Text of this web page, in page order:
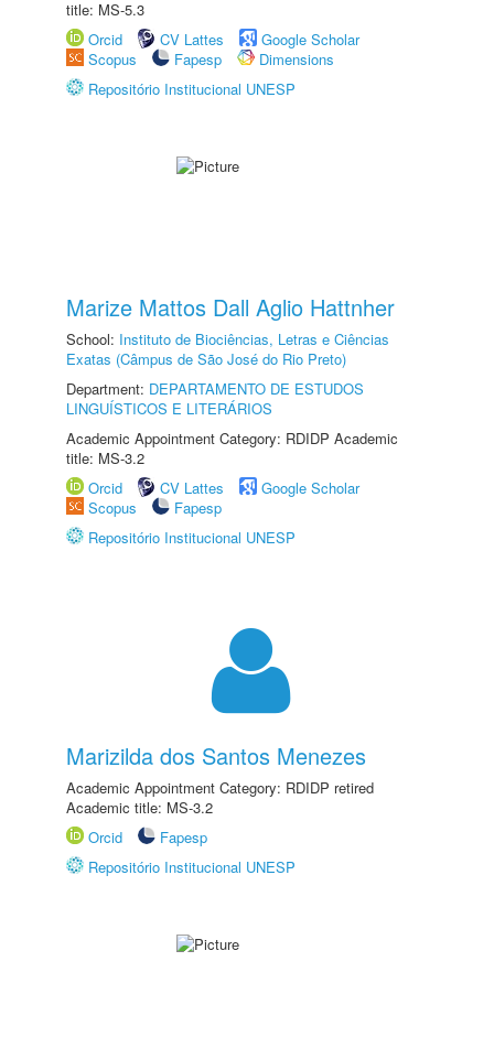
title: MS-5.3
Orcid
CV Lattes
Google Scholar
Scopus
Fapesp
Dimensions
Repositório Institucional UNESP
Marize Mattos Dall Aglio Hattnher
School: Instituto de Biociências, Letras e Ciências
Exatas (Câmpus de São José do Rio Preto)
Department: DEPARTAMENTO DE ESTUDOS
LINGUÍSTICOS E LITERÁRIOS
Academic Appointment Category: RDIDP Academic
title: MS-3.2
Orcid
CV Lattes
Google Scholar
Scopus
Fapesp
Repositório Institucional UNESP
Marizilda dos Santos Menezes
Academic Appointment Category: RDIDP retired
Academic title: MS-3.2
Orcid
Fapesp
Repositório Institucional UNESP